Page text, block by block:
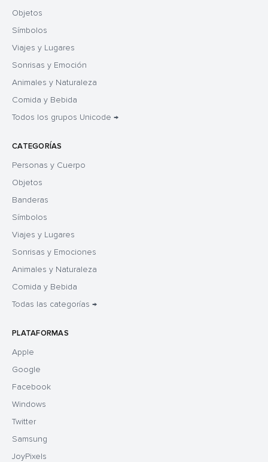
Objetos
Símbolos
Viajes y Lugares
Sonrisas y Emoción
Animales y Naturaleza
Comida y Bebida
Todos los grupos Unicode →
CATEGORÍAS
Personas y Cuerpo
Objetos
Banderas
Símbolos
Viajes y Lugares
Sonrisas y Emociones
Animales y Naturaleza
Comida y Bebida
Todas las categorías →
PLATAFORMAS
Apple
Google
Facebook
Windows
Twitter
Samsung
JoyPixels